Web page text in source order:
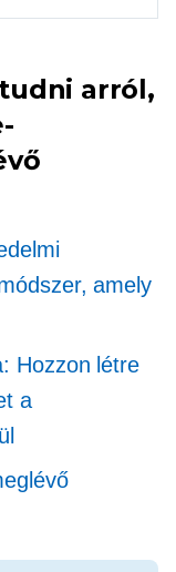
arról,
amely
Hozzon létre
a